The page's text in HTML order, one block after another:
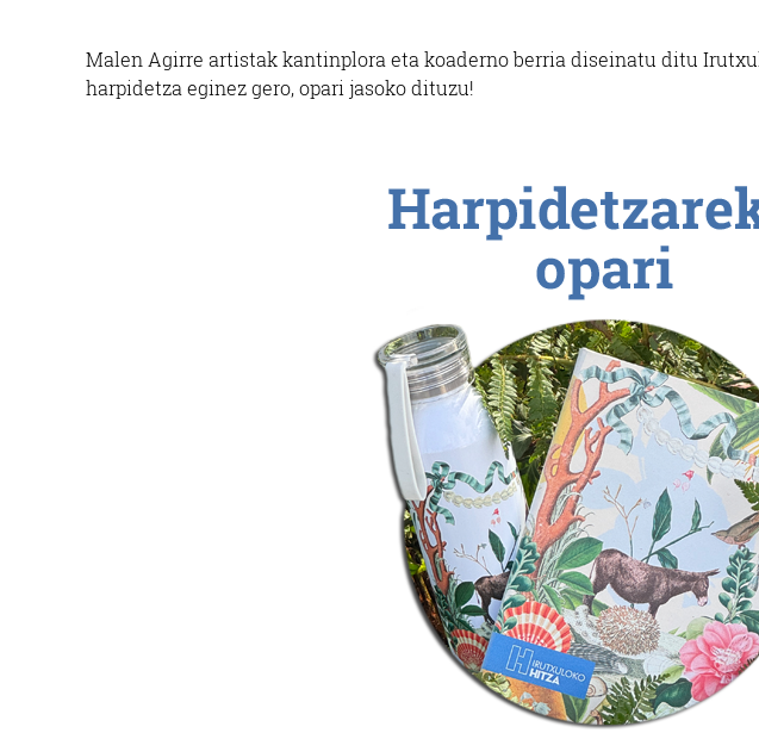
Malen Agirre artistak kantinplora eta koaderno berria diseinatu ditu
harpidetza eginez gero, opari jasoko dituzu!